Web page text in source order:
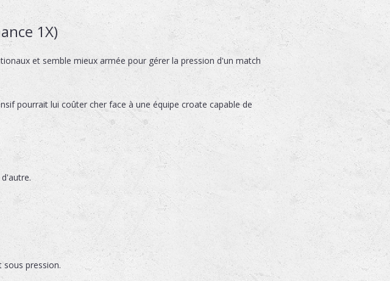
1X)
et semble mieux armée pour gérer la pression d'un match
pourrait lui coûter cher face à une équipe croate capable de
sous pression.